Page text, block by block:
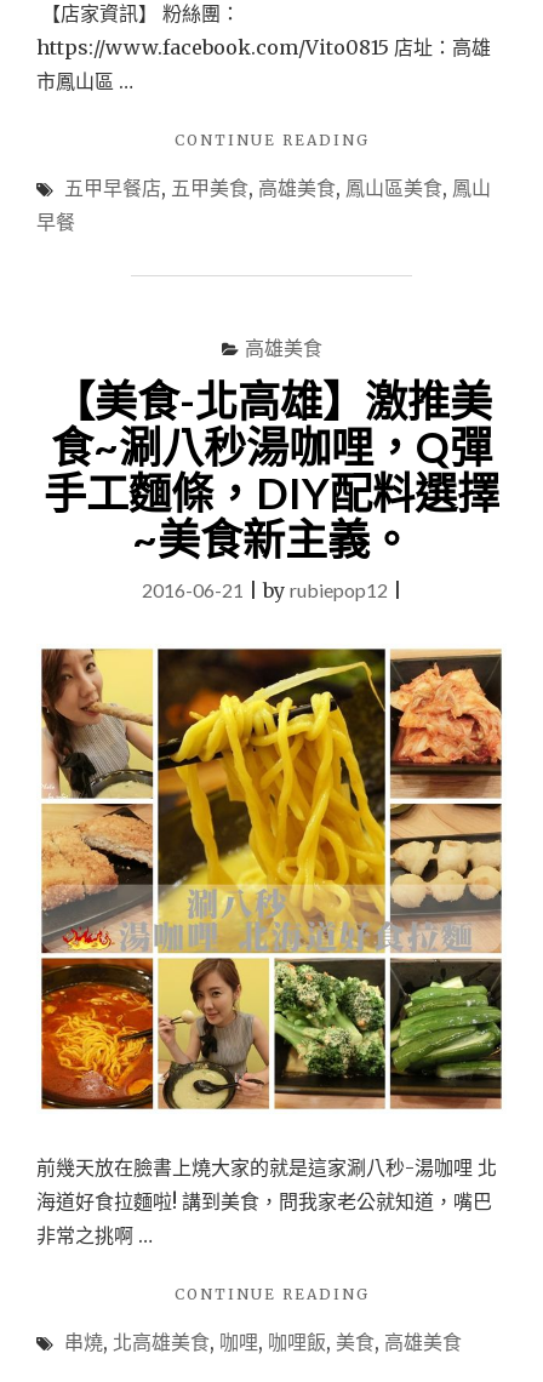
【店家資訊】 粉絲團：
https://www.facebook.com/Vito0815 店址：高雄
市鳳山區 …
CONTINUE READING
高
GOOD
MORNING
FOOD
&
TEA，
平
價
質
餐
店。"
五甲早餐店, 五甲美食, 高雄美食, 鳳山區美食, 鳳山
早餐
高雄美食
【美食-北高雄】激推美
食~涮八秒湯咖哩，Q彈
手工麵條，DIY配料選擇
~美食新主義。
2016-06-21 |by rubiepop12
前幾天放在臉書上燒大家的就是這家涮八秒-湯咖哩 北
海道好食拉麵啦! 講到美食，問我家老公就知道，嘴巴
非常之挑啊 …
CONTINUE READING
北
串燒, 北高雄美食, 咖哩, 咖哩飯, 美食, 高雄美食